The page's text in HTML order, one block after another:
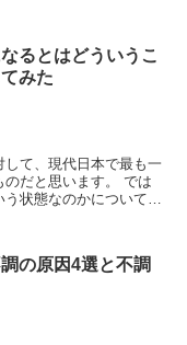
るとはどういうこ
みた
して、現代日本で最も一
と思います。 では
状態なのかについて解
の原因4選と不調